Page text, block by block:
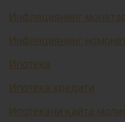
Инфляциянинг
Инфляциянинг
Ипотека
Ипотека кредити
Ипотекани қайта